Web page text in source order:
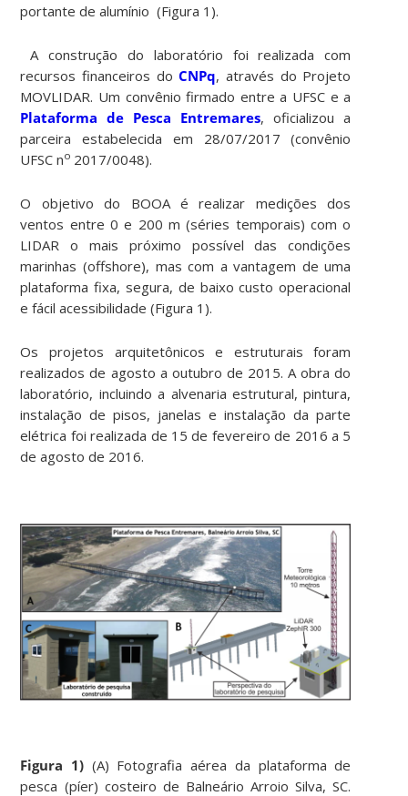
portante de alumínio (Figura 1).
A construção do laboratório foi realizada com
recursos financeiros doCNPq, através do Projeto
MOVLIDAR. Um convênio firmado entre a UFSC e a
Plataforma de Pesca Entremares, oficializou a
parceira estabelecida em 28/07/2017 (convênio
UFSC no 2017/0048).
O objetivo do BOOA é realizar medições dos
ventos entre 0 e 200 m (séries temporais) com o
LIDAR o mais próximo possível das condições
marinhas (offshore), mas com a vantagem de uma
plataforma fixa, segura, de baixo custo operacional
e fácil acessibilidade (Figura 1).
Os projetos arquitetônicos e estruturais foram
realizados de agosto a outubro de 2015. A obra do
laboratório, incluindo a alvenaria estrutural, pintura,
instalação de pisos, janelas e instalação da parte
elétrica foi realizada de 15 de fevereiro de 2016 a 5
de agosto de 2016.
Figura 1) (A) Fotografia aérea da plataforma de
pesca (píer) costeiro de Balneário Arroio Silva, SC.